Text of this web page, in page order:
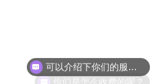
你们是怎么收费的呢？